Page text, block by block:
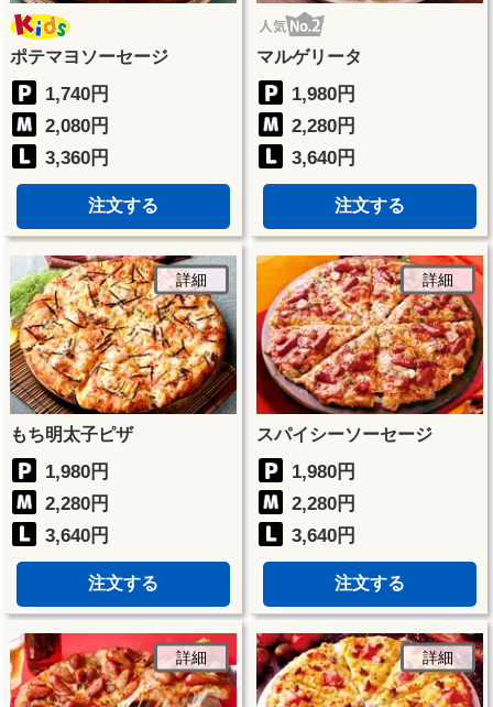
ポテマヨソーセージ
1,740円
2,080円
3,360円
注文する
マルゲリータ
1,980円
2,280円
3,640円
注文する
詳細
もち明太子ピザ
1,980円
2,280円
3,640円
注文する
詳細
スパイシーソーセージ
1,980円
2,280円
3,640円
注文する
詳細 詳細